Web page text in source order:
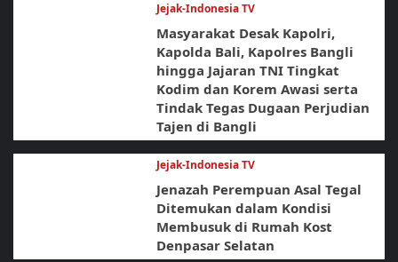
Jejak-Indonesia TV
Masyarakat Desak Kapolri,
Kapolda Bali, Kapolres Bangli
hingga Jajaran TNI Tingkat
Kodim dan Korem Awasi serta
Tindak Tegas Dugaan Perjudian
Tajen di Bangli
Jejak-Indonesia TV
Jenazah Perempuan Asal Tegal
Ditemukan dalam Kondisi
Membusuk di Rumah Kost
Denpasar Selatan